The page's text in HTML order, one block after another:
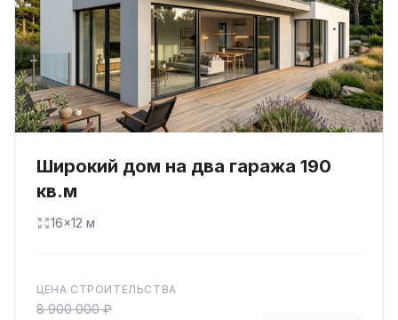
Широкий дом на два гаража 190
кв.м
16×12 м
ЦЕНА СТРОИТЕЛЬСТВА
8 900 000 ₽